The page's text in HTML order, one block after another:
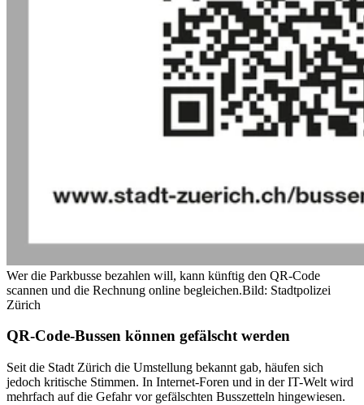
Wer die Parkbusse bezahlen will, kann künftig den QR-Code
scannen und die Rechnung online begleichen.Bild: Stadtpolizei
Zürich
QR-Code-Bussen können gefälscht werden
Seit die Stadt Zürich die Umstellung bekannt gab, häufen sich
jedoch kritische Stimmen. In Internet-Foren und in der IT-Welt wird
mehrfach auf die Gefahr vor gefälschten Busszetteln hingewiesen.